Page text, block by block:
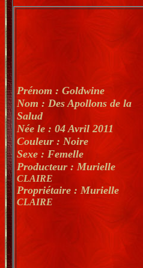
Prénom : Goldwine
Nom : Des Apollons de la
Salud
Née le : 04 Avril 2011
Couleur : Noire
Sexe : Femelle
Producteur : Murielle
CLAIRE
Propriétaire : Murielle
CLAIRE